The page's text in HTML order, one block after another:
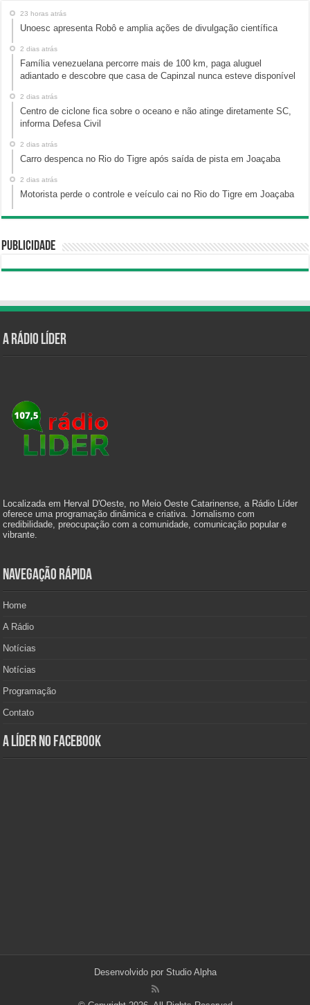
23 horas atrás
Unoesc apresenta Robô e amplia ações de divulgação científica
2 dias atrás
Família venezuelana percorre mais de 100 km, paga aluguel
adiantado e descobre que casa de Capinzal nunca esteve disponível
2 dias atrás
Centro de ciclone fica sobre o oceano e não atinge diretamente SC,
informa Defesa Civil
2 dias atrás
Carro despenca no Rio do Tigre após saída de pista em Joaçaba
2 dias atrás
Motorista perde o controle e veículo cai no Rio do Tigre em Joaçaba
Publicidade
A Rádio Líder
Localizada em Herval D'Oeste, no Meio Oeste Catarinense, a Rádio Líder
oferece uma programação dinâmica e criativa. Jornalismo com
credibilidade, preocupação com a comunidade, comunicação popular e
vibrante.
Navegação Rápida
Home
A Rádio
Notícias
Notícias
Programação
Contato
A Líder no Facebook
Desenvolvido por Studio Alpha